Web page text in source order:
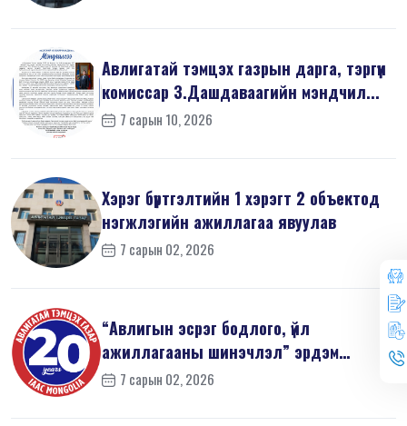
Авлигатай тэмцэх газрын дарга, тэргүүн
комиссар З.Дашдаваагийн мэндчил...
7 сарын 10, 2026
Хэрэг бүртгэлтийн 1 хэрэгт 2 объектод
нэгжлэгийн ажиллагаа явуулав
7 сарын 02, 2026
“Авлигын эсрэг бодлого, үйл
ажиллагааны шинэчлэл” эрдэм
шинжилгээний б...
7 сарын 02, 2026